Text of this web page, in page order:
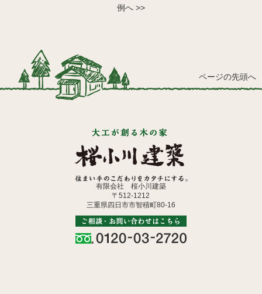
例へ >>
ページの先頭へ
有限会社 桜小川建築
〒512-1212
三重県四日市市智積町80-16